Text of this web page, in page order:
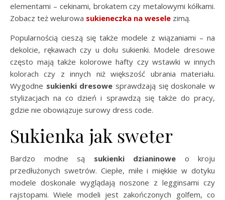
elementami – cekinami, brokatem czy metalowymi kółkami.
Zobacz też welurowa sukieneczka na wesele zimą.
Popularnością cieszą się także modele z wiązaniami – na
dekolcie, rękawach czy u dołu sukienki. Modele dresowe
często mają także kolorowe hafty czy wstawki w innych
kolorach czy z innych niż większość ubrania materiału.
Wygodne sukienki dresowe sprawdzają się doskonale w
stylizacjach na co dzień i sprawdzą się także do pracy,
gdzie nie obowiązuje surowy dress code.
Sukienka jak sweter
Bardzo modne są sukienki dzianinowe o kroju
przedłużonych swetrów. Ciepłe, miłe i miękkie w dotyku
modele doskonale wyglądają noszone z legginsami czy
rajstopami. Wiele modeli jest zakończonych golfem, co